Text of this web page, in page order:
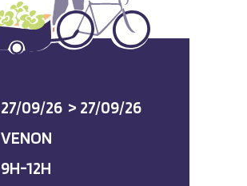
27/09/26 > 27/09/26
VENON
9H-12H